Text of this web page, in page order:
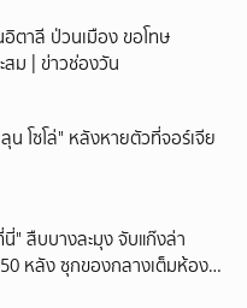
ตาลี ป่วนเมือง ขอโทษ
สม | ข่าวช่องวัน
น โซโล่" หลังหายตัวที่จอร์เจีย
" สืบบางละมุง จับแก๊งล่า
หลัง ซุกของกลางเต็มห้อง
อยา จ.ชลบุรี